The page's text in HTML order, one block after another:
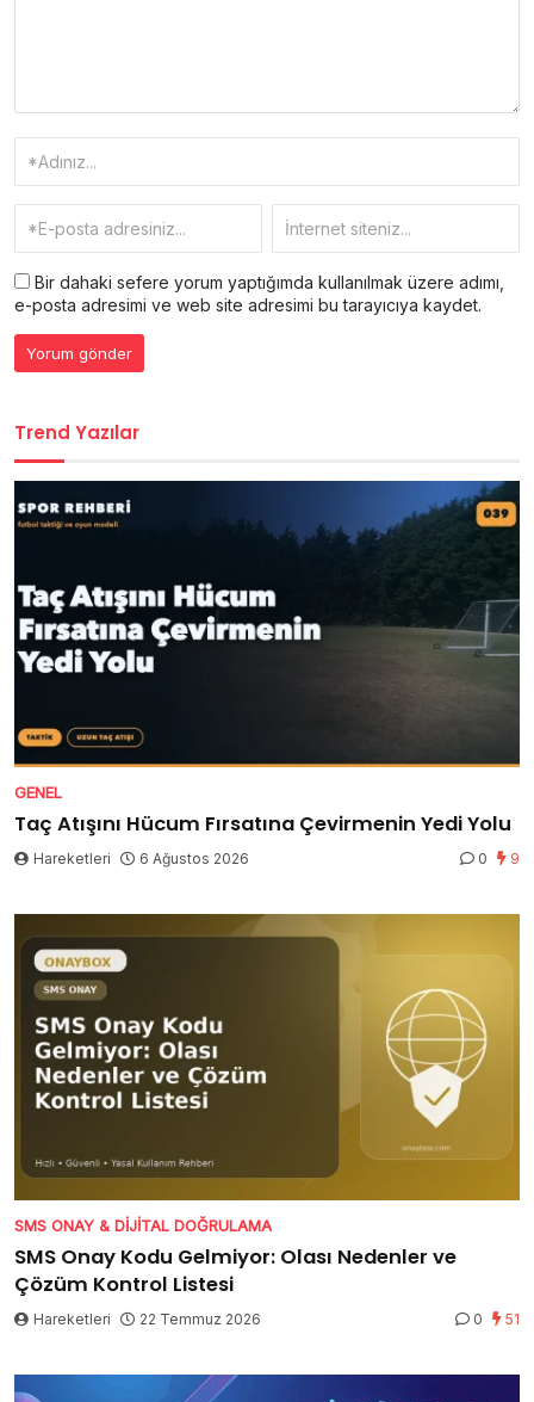
Bir dahaki sefere yorum yaptığımda kullanılmak üzere adımı,
e-posta adresimi ve web site adresimi bu tarayıcıya kaydet.
Trend Yazılar
GENEL
Taç Atışını Hücum Fırsatına Çevirmenin Yedi Yolu
Hareketleri 6 Ağustos 2026 0 9
SMS ONAY & DIJITAL DOĞRULAMA
SMS Onay Kodu Gelmiyor: Olası Nedenler ve
Çözüm Kontrol Listesi
Hareketleri 22 Temmuz 2026 0 51